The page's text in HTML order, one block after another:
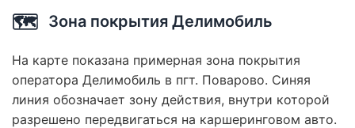
🗺️ Зона покрытия Делимобиль
На карте показана примерная зона покрытия
оператора Делимобиль в пгт. Поварово. Синяя
линия обозначает зону действия, внутри которой
разрешено передвигаться на каршеринговом авто.